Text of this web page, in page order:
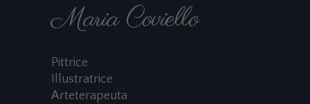
Maria Coviello
Pittrice
Illustratrice
Arteterapeuta